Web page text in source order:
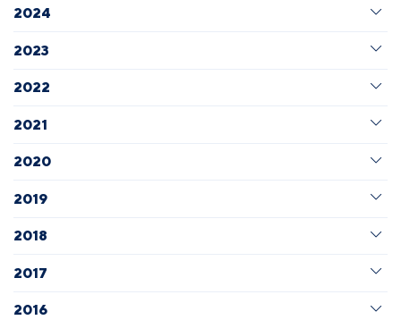
2024
2023
2022
2021
2020
2019
2018
2017
2016